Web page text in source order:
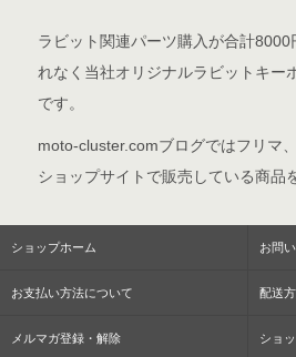
ラビット関連パーツ購入が合計8000
れなく当社オリジナルラビットキー
です。
moto-cluster.comブログではフリマ
ショップサイトで販売している商品
ショップホーム お問
お支払い方法について 配送
メルマガ登録・解除 ショ